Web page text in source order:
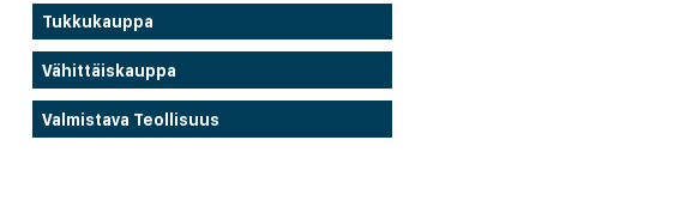
Tukkukauppa
Vähittäiskauppa
Valmistava Teollisuus